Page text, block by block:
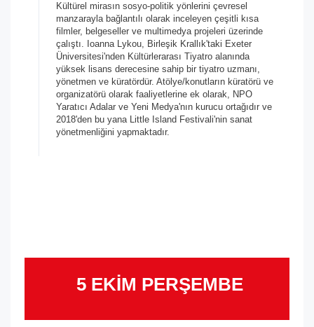
Kültürel mirasın sosyo-politik yönlerini çevresel
manzarayla bağlantılı olarak inceleyen çeşitli kısa
filmler, belgeseller ve multimedya projeleri üzerinde
çalıştı. Ioanna Lykou, Birleşik Krallık'taki Exeter
Üniversitesi'nden Kültürlerarası Tiyatro alanında
yüksek lisans derecesine sahip bir tiyatro uzmanı,
yönetmen ve küratördür. Atölye/konutların küratörü ve
organizatörü olarak faaliyetlerine ek olarak, NPO
Yaratıcı Adalar ve Yeni Medya'nın kurucu ortağıdır ve
2018'den bu yana Little Island Festivali'nin sanat
yönetmenliğini yapmaktadır.
5 EKİM PERŞEMBE